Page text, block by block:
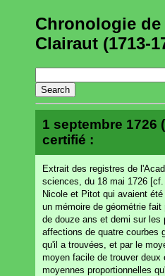
Chronologie de
Clairaut (1713-
1 septembre 1726
certifié :
Extrait des registres de
sciences, du 18 mai 1726 [cf.
Nicole et Pitot qui avaient
un mémoire de géométrie
de douze ans et demi sur les
affections de quatre courbes
qu'il a trouvées, et par le
moyen facile de trouver deux
moyennes proportionnelles